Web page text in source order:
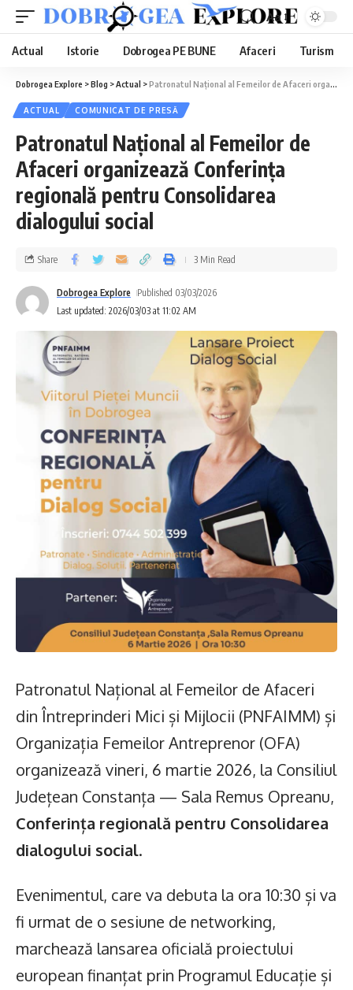
Aa
Actual Istorie Dobrogea PE BUNE Afaceri Turism
Dobrogea Explore >Blog >Actual >Patronatul Național al Femeilor de Afaceri organizează Conferința regională pentru Consolidarea dialogului social
ACTUAL COMUNICAT DE PRESĂ
Patronatul Național al Femeilor de
Afaceri organizează Conferința
regională pentru Consolidarea
dialogului social
Last updated: 2026/03/03 at 11:02 AM
Dobrogea Explore Published 03/03/2026
Share 3 Min Read
Patronatul Național al Femeilor de Afaceri
din Întreprinderi Mici și Mijlocii (PNFAIMM) și
Organizația Femeilor Antreprenor (OFA)
organizează vineri, 6 martie 2026, la Consiliul
Județean Constanța — Sala Remus Opreanu,
Conferința regională pentru Consolidarea
dialogului social.
Evenimentul, care va debuta la ora 10:30 și va
fi urmat de o sesiune de networking,
marchează lansarea oficială proiectului
european finanțat prin Programul Educație și